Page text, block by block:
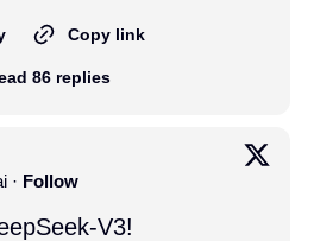
Copy link
86 replies
· Follow
V3!